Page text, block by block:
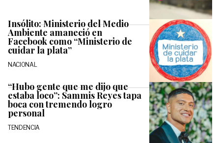
Insólito: Ministerio del Medio
Ambiente amaneció en
Facebook como “Ministerio de
cuidar la plata”
NACIONAL
“Hubo gente que me dijo que
estaba loco”: Sammis Reyes tapa
boca con tremendo logro
personal
TENDENCIA